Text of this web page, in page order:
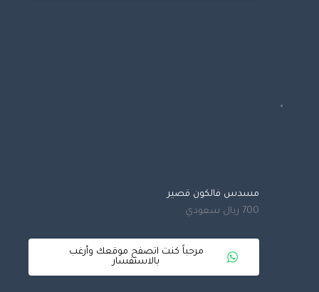
مسدس فالكون قصير
700 ريال سعودي
مرحباً كنت اتصفح موقعك وأرغب
بالاستفسار